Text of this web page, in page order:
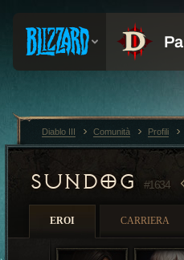
SUNDOG #1634
EROI CARRIERA
Diablo III Comunità Profili